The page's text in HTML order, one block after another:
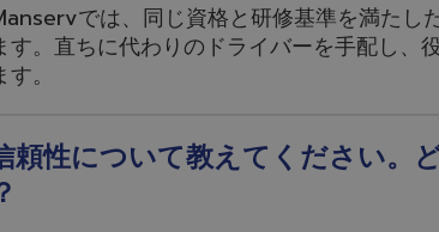
では、同じ資格と研修基準を満たし
す。直ちに代わりのドライバーを手配し、
。
頼性について教えてください。